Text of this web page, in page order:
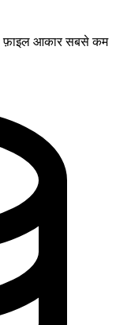
फ़ाइल आकार सबसे कम